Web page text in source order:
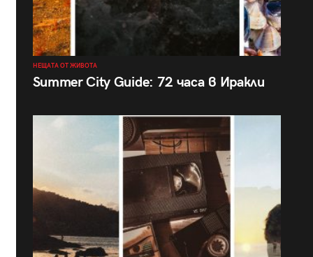
НЕЩАТА ОТ ЖИВОТА
Summer City Guide: 72 часа в Иракли